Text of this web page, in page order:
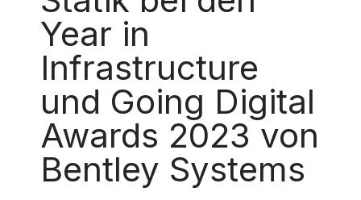
Year in
Infrastructure
und Going Digital
Awards 2023 von
Bentley Systems